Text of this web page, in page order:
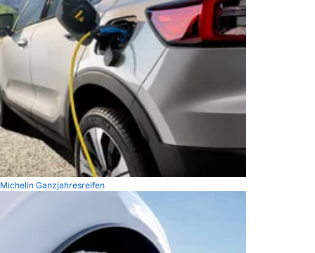
Michelin Ganzjahresreifen